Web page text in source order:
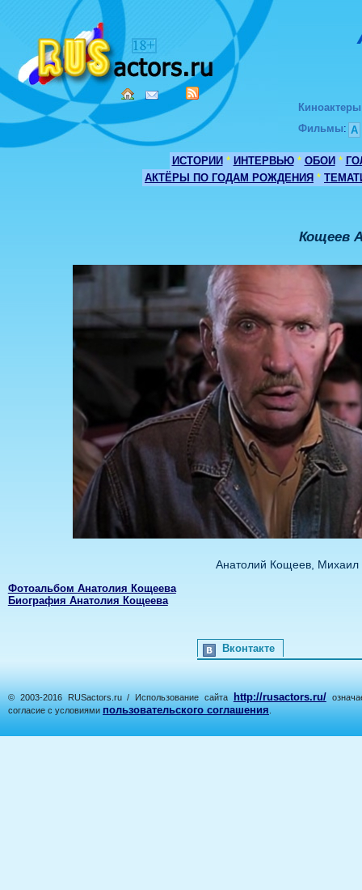
Киноактеры
Фильмы: А
ИСТОРИИ * ИНТЕРВЬЮ * ОБОИ *
АКТЁРЫ ПО ГОДАМ РОЖДЕНИЯ *
Кощеев
Анатолий Кощеев,
Фотоальбом Анатолия Кощеева
Биография Анатолия Кощеева
Вконтакте
© 2003-2016 RUSactors.ru / Использование сайта http://rusactors.ru/
согласие с условиями пользовательского соглашения